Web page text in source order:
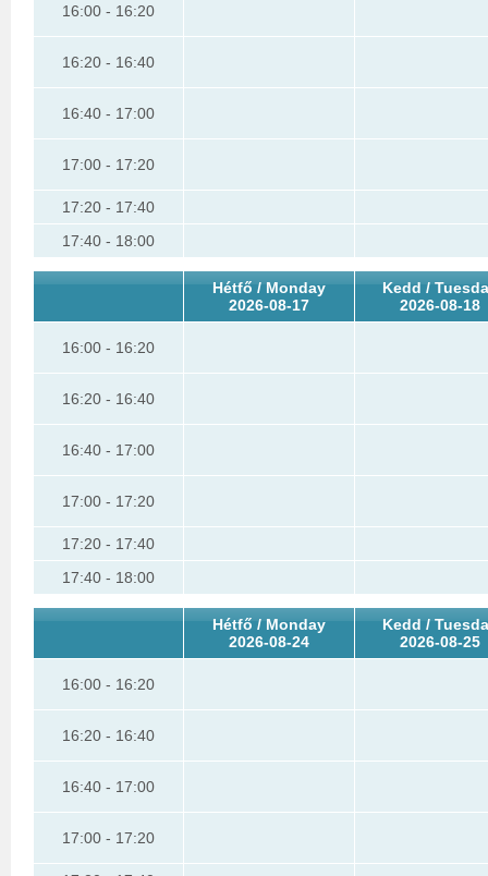
16:00 - 16:20
16:20 - 16:40
16:40 - 17:00
17:00 - 17:20
17:20 - 17:40
17:40 - 18:00
Hétfő / Monday
2026-08-17
Kedd /
2026-08-18
16:00 - 16:20
16:20 - 16:40
16:40 - 17:00
17:00 - 17:20
17:20 - 17:40
17:40 - 18:00
Hétfő / Monday
2026-08-24
Kedd /
2026-08-25
16:00 - 16:20
16:20 - 16:40
16:40 - 17:00
17:00 - 17:20